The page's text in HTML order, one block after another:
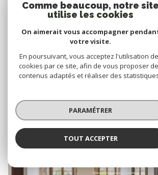
MAISON B.
VOIR LE BIEN
NOUVEAUTÉ
Comme beaucoup, notre site
utilise les cookies
On aimerait vous accompagner
votre visite.
En poursuivant, vous acceptez l'utilisation
cookies par ce site, afin de vous proposer
contenus adaptés et réaliser des
PARAMÉTRER
TOUT ACCEPTER